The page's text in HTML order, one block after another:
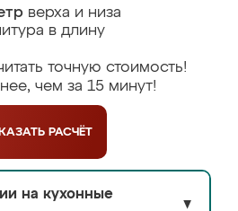
верха и низа
в длину
точную стоимость!
чем за 15 минут!
РАСЧЁТ
на кухонные
▼